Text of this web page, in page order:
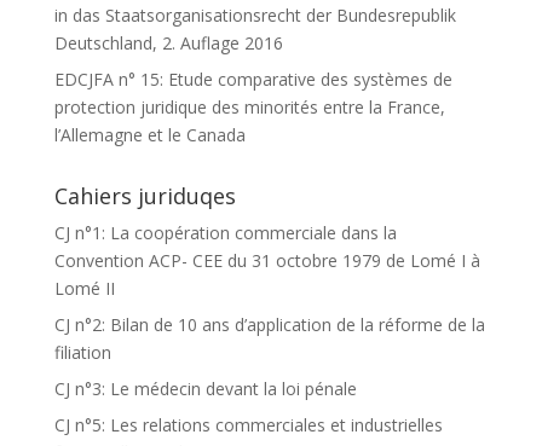
in das Staatsorganisationsrecht der Bundesrepublik
Deutschland, 2. Auflage 2016
EDCJFA n° 15: Etude comparative des systèmes de
protection juridique des minorités entre la France,
l’Allemagne et le Canada
Cahiers juriduqes
CJ n°1: La coopération commerciale dans la
Convention ACP- CEE du 31 octobre 1979 de Lomé I à
Lomé II
CJ n°2: Bilan de 10 ans d’application de la réforme de la
filiation
CJ n°3: Le médecin devant la loi pénale
CJ n°5: Les relations commerciales et industrielles